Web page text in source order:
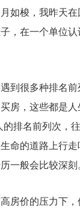
如梭，我昨天
，在一个单位
到很多种排名
房，这些都是
的排名前列次，
命的道路上行
一般会比较深刻
房价的压力下